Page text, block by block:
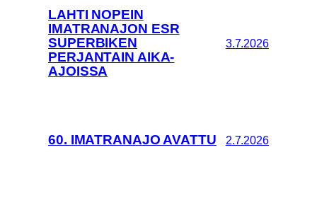
LAHTI NOPEIN
IMATRANAJON ESR
SUPERBIKEN
PERJANTAIN AIKA-
AJOISSA
3.7.2026
60. IMATRANAJO AVATTU 2.7.2026